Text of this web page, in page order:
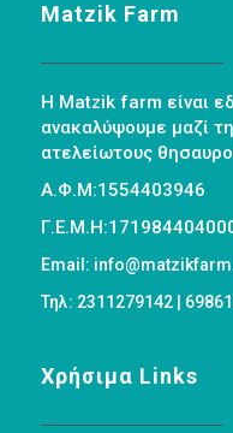
Matzik Farm
Η Matzik farm είναι
ανακαλύψουμε μαζί
ατελείωτους
Α.Φ.Μ:1554403946
Email:
Τηλ: 2311279142 |
Χρήσιμα Links